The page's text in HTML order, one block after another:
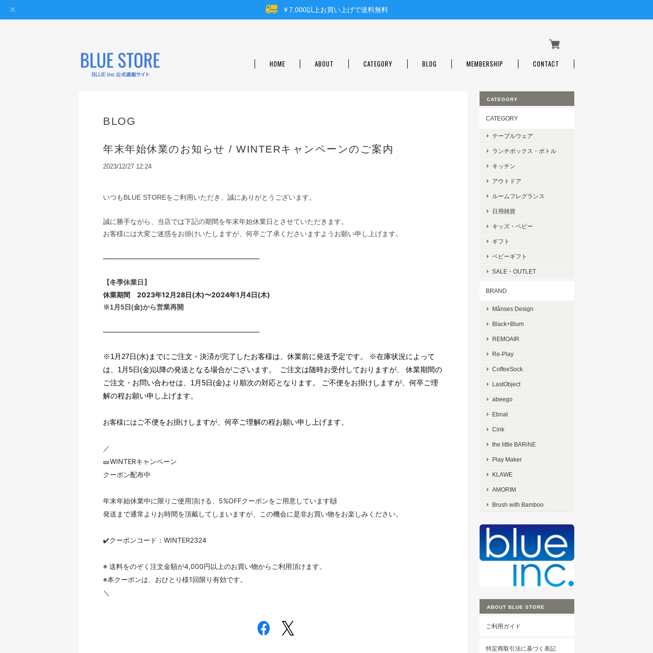
￥7,000以上お買い上げで送料無料
HOME ABOUT CATEGORY BLOG MEMBERSHIP CONTACT
BLOG
年末年始休業のお知らせ / WINTERキャンペーンのご案内
2023/12/27 12:24
いつもBLUE STOREをご利用いただき、誠にありがとうございます。
誠に勝手ながら、当店では下記の期間を年末年始休業日とさせていただきます。
お客様には大変ご迷惑をお掛けいたしますが、何卒ご了承くださいますようお願い申し上げます。
———————————————————————
【冬季休業日】
休業期間 2023年12月28日(木)〜2024年1月4日(木)
※1月5日(金)から営業再開
———————————————————————
※1月27日(水)までにご注文・決済が完了したお客様は、休業前に発送予定です。 ※在庫状況によって
は、1月5日(金)以降の発送となる場合がございます。 ㅤㅤㅤㅤㅤㅤㅤㅤㅤㅤㅤㅤㅤ ご注文は随時お受付しておりますが、 休業期間の
ご注文・お問い合わせは、1月5日(金)より順次の対応となります。 ご不便をお掛けしますが、何卒ご理
解の程お願い申し上げます。 ㅤㅤㅤㅤㅤㅤㅤㅤㅤㅤㅤㅤㅤ
お客様にはご不便をお掛けしますが、何卒ご理解の程お願い申し上げます。
／
🎫WINTERキャンペーン
クーポン配布中
年末年始休業中に限りご使用頂ける、5%OFFクーポンをご用意しています🙌
発送まで通常よりお時間を頂戴してしまいますが、この機会に是非お買い物をお楽しみください。
✔️クーポンコード：WINTER2324
※ 送料をのぞく注文金額が4,000円以上のお買い物からご利用頂けます。
※本クーポンは、おひとり様1回限り有効です。
＼
CATEGORY
CATEGORY
テーブルウェア
ランチボックス・ボトル
キッチン
アウトドア
ルームフレグランス
日用雑貨
キッズ・ベビー
ギフト
ベビーギフト
SALE・OUTLET
BRAND
Månses Design
Black+Blum
REMOAIR
Re-Play
CoffeeSock
LastObject
abeego
Ebnat
Cink
the little BARiNE
Play Maker
KLAWE
AMORIM
Brush with Bamboo
ABOUT BLUE STORE
ご利用ガイド
特定商取引法に基づく表記